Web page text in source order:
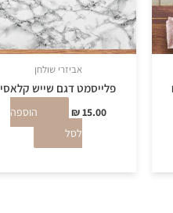
אביזרי שולחן
פלייסמט דגם שייש קלאסי
₪15.00
הוספה
לסל